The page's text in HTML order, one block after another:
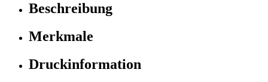
Beschreibung
Merkmale
Druckinformation